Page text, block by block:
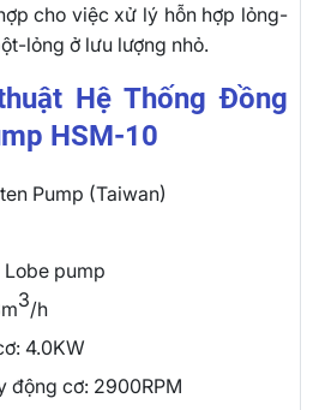
cho việc xử lý hỗn hợp lỏng-
lỏng ở lưu lượng nhỏ.
Hệ Thống Đồng
HSM-10
Pump (Taiwan)
Lobe pump
3/h
4.0KW
động cơ: 2900RPM